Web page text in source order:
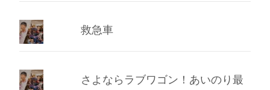
救急車
さよならラブワゴン！あいのり最